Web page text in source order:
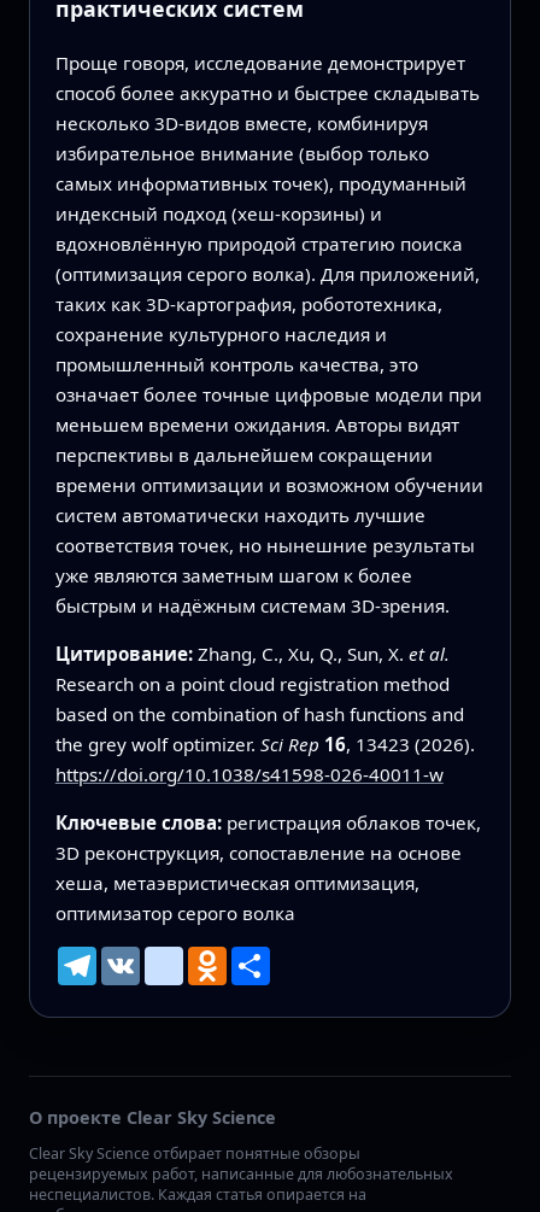
практических систем
Проще говоря, исследование демонстрирует
способ более аккуратно и быстрее складывать
несколько 3D‑видов вместе, комбинируя
избирательное внимание (выбор только
самых информативных точек), продуманный
индексный подход (хеш‑корзины) и
вдохновлённую природой стратегию поиска
(оптимизация серого волка). Для приложений,
таких как 3D‑картография, робототехника,
сохранение культурного наследия и
промышленный контроль качества, это
означает более точные цифровые модели при
меньшем времени ожидания. Авторы видят
перспективы в дальнейшем сокращении
времени оптимизации и возможном обучении
систем автоматически находить лучшие
соответствия точек, но нынешние результаты
уже являются заметным шагом к более
быстрым и надёжным системам 3D‑зрения.
Цитирование: Zhang, C., Xu, Q., Sun, X. et al.
Research on a point cloud registration method
based on the combination of hash functions and
the grey wolf optimizer. Sci Rep 16, 13423 (2026).
https://doi.org/10.1038/s41598-026-40011-w
Ключевые слова: регистрация облаков точек,
3D реконструкция, сопоставление на основе
хеша, метаэвристическая оптимизация,
оптимизатор серого волка
Telegram
VK mailruOdnoklassniki
Ресурс
О проекте Clear Sky Science
Clear Sky Science отбирает понятные обзоры
рецензируемых работ, написанные для любознательных
неспециалистов. Каждая статья опирается на